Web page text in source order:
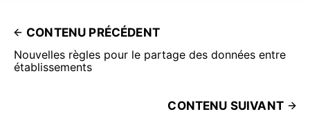
CONTENU PRÉCÉDENT
Nouvelles règles pour le partage des données entre
établissements
CONTENU SUIVANT